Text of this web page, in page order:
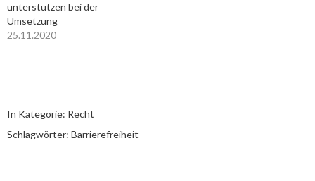
unterstützen bei der
Umsetzung
25.11.2020
In Kategorie: Recht
Schlagwörter: Barrierefreiheit